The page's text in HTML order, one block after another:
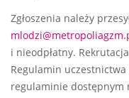
Zgłoszenia należy
i nieodpłatny.
Regulamin
regulaminie dostępnym